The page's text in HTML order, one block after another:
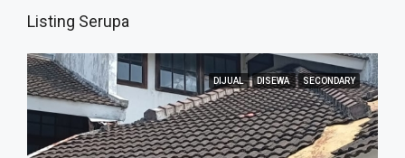
Listing Serupa
DIJUAL DISEWA SECONDARY